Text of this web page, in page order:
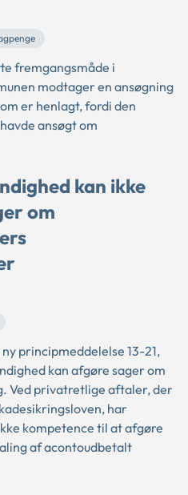
fremgangsmåde i
modtager en ansøgning
er henlagt, fordi den
ansøgt om
kan ikke
om
principmeddelelse 13-21,
kan afgøre sager om
Ved privatretlige aftaler, der
har
kompetence til at afgøre
af acontoudbetalt